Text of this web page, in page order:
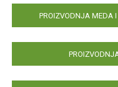
PROIZVODNJA MEDA